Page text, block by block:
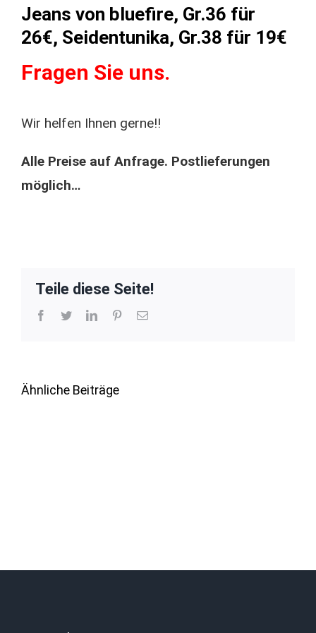
Jeans von bluefire, Gr.36 für
26€, Seidentunika, Gr.38 für 19€
Fragen Sie uns.
Wir helfen Ihnen gerne!!
Alle Preise auf Anfrage. Postlieferungen
möglich…
Teile diese Seite!
Facebook
TwitterLinkedInPinterest
E-
Ähnliche Beiträge